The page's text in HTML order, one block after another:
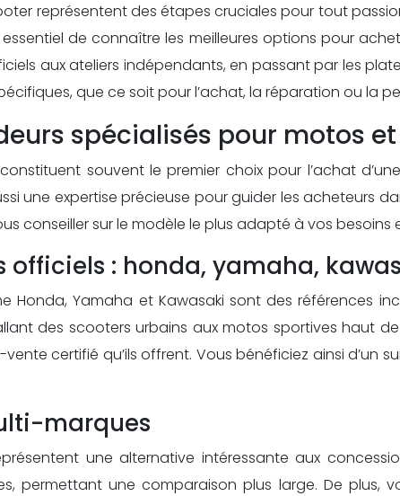
représentent des étapes cruciales pour tout
de connaître les meilleures options pour
aux ateliers indépendants, en passant par les
que ce soit pour l’achat, la réparation ou la
spécialisés pour motos
souvent le premier choix pour l’achat
une expertise précieuse pour guider les acheteurs
conseiller sur le modèle le plus adapté à vos besoins
officiels : honda, yamaha,
Honda, Yamaha et Kawasaki sont des références
des scooters urbains aux motos sportives haut
certifié qu’ils offrent. Vous bénéficiez ainsi d’un
marques
une alternative intéressante aux
permettant une comparaison plus large. De plus,